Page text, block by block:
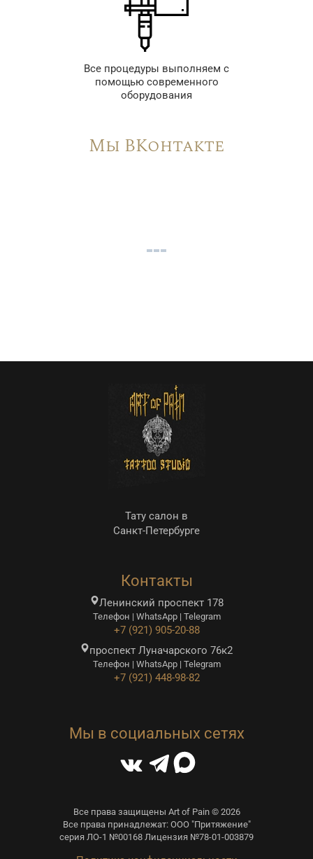
Все процедуры выполняем с
помощью современного
оборудования
Мы ВКонтакте
Тату салон в
Санкт-Петербурге
Контакты
Ленинский проспект 178
Телефон | WhatsApp | Telegram
+7 (921) 905-20-88
проспект Луначарского 76к2
Телефон | WhatsApp | Telegram
+7 (921) 448-98-82
Мы в социальных сетях
Все права защищены Art of Pain © 2026
Все права принадлежат: ООО "Притяжение"
серия ЛО-1 №00168 Лицензия №78-01-003879